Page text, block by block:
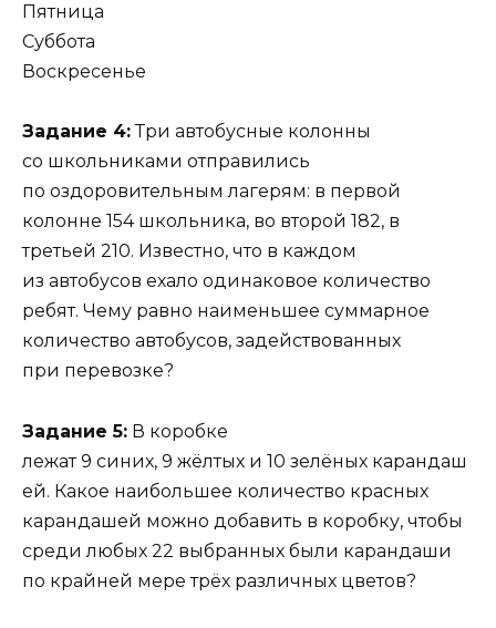
Пятница
Суббота
Воскресенье
Задание 4:Три автобусные колонны
со школьниками отправились
по оздоровительным лагерям: в первой
колонне 154 школьника, во второй 182, в
третьей 210. Известно, что в каждом
из автобусов ехало одинаковое количество
ребят. Чему равно наименьшее суммарное
количество автобусов, задействованных
при перевозке?
Задание 5: В коробке
лежат 9 синих, 9 жёлтых и 10 зелёных карандаш
ей. Какое наибольшее количество красных
карандашей можно добавить в коробку, чтобы
среди любых 22 выбранных были карандаши
по крайней мере трёх различных цветов?